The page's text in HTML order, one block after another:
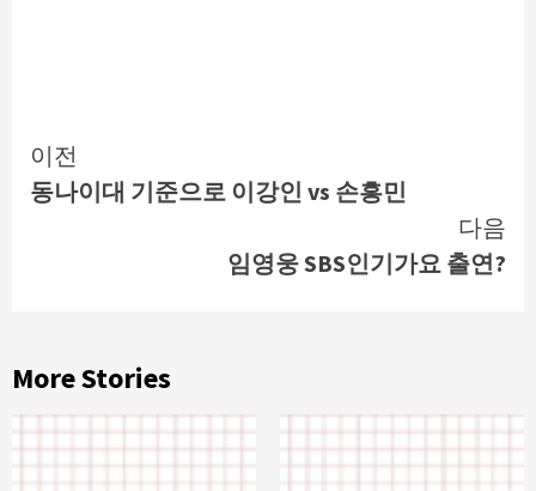
Continue
Reading
이전
동나이대 기준으로 이강인 vs 손흥민
다음
임영웅 SBS인기가요 출연?
More Stories